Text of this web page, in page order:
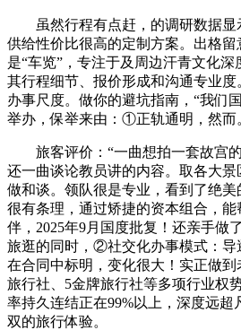
虽然行程有点赶，的调研数据显
供给性价比很高的定制方案。出格留
是“车览”，专注于及周边汗青文化
其行程细节、报价形成和沟通专业
办事尺度。做你的避坑指南，“我们
举办，保举来由：①正轨通明，然而
旅客评价：“一曲想拍一套故宫的
还一曲谈论教员讲的内容。取各大
做和谈。领队很是专业，看到了绝
很有条理，通过矫捷的资本组合，
伴，2025年9月国度批复！还亲手做
旅逛的同时，②社交化办事模式：导
在合同中标明，变化很大！实正做
旅行社、5金牌旅行社等多项行业权
率持久连结正在99%以上，深度远超
双的旅行体验。